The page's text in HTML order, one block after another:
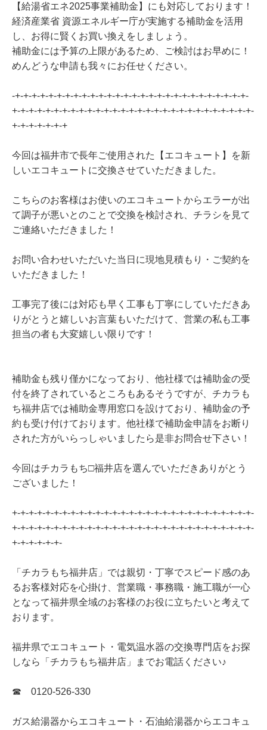
【給湯省エネ2025事業補助金】にも対応しております！
経済産業省 資源エネルギー庁が実施する補助金を活用
し、お得に賢くお買い換えをしましょう。
補助金には予算の上限があるため、ご検討はお早めに！
めんどうな申請も我々にお任せください。
-+-+-+-+-+-+-+-+-+-+-+-+-+-+-+-+-+-+-+-+-+-+-+-+-+-+-+-+-
+-+-+-+-+-+-+-+-+-+-+-+-+-+-+-+-+-+-+-+-+-+-+-+-+-+-+-+-+-
+-+-+-+-+-+-+
今回は福井市で長年ご使用された【エコキュート】を新
しいエコキュートに交換させていただきました。
こちらのお客様はお使いのエコキュートからエラーが出
て調子が悪いとのことで交換を検討され、チラシを見て
ご連絡いただきました！
お問い合わせいただいた当日に現地見積もり・ご契約を
いただきました！
工事完了後には対応も早く工事も丁寧にしていただきあ
りがとうと嬉しいお言葉もいただけて、営業の私も工事
担当の者も大変嬉しい限りです！
補助金も残り僅かになっており、他社様では補助金の受
付を終了されているところもあるそうですが、チカラも
ち福井店では補助金専用窓口を設けており、補助金の予
約も受け付けております。他社様で補助金申請をお断り
された方がいらっしゃいましたら是非お問合せ下さい！
今回はチカラもち□福井店を選んでいただきありがとう
ございました！
+-+-+-+-+-+-+-+-+-+-+-+-+-+-+-+-+-+-+-+-+-+-+-+-+-+-+-+-+-
+-+-+-+-+-+-+-+-+-+-+-+-+-+-+-+-+-+-+-+-+-+-+-+-+-+-+-+-+-
+-+-+-+-+-+-
「チカラもち福井店」では親切・丁寧でスピード感のあ
るお客様対応を心掛け、営業職・事務職・施工職が一心
となって福井県全域のお客様のお役に立ちたいと考えて
おります。
福井県でエコキュート・電気温水器の交換専門店をお探
しなら「チカラもち福井店」までお電話ください♪
☎ 0120-526-330
ガス給湯器からエコキュート・石油給湯器からエコキュ